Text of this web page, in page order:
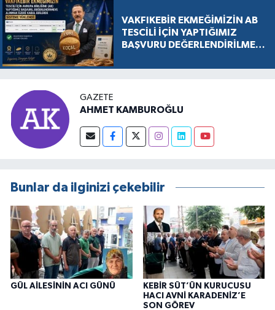
VAKFIKEBİR EKMEĞİMİZİN AB
TESCİLİ İÇİN YAPTIĞIMIZ
BAŞVURU DEĞERLENDİRİLMEK
RESMEN BAŞLADI
GAZETE
AHMET KAMBUROĞLU
Bunlar da ilginizi çekebilir
GÜL AİLESİNİN ACI GÜNÜ
KEBİR SÜT’ÜN KURUCUSU
HACI AVNİ KARADENİZ’E
SON GÖREV